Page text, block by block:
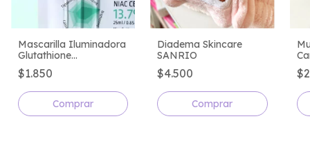
Mascarilla Iluminadora
Glutathione
Niacinamide Sheet
Mask - APLB
$1.850
Diadema Skincare
SANRIO
$4.500
Comprar